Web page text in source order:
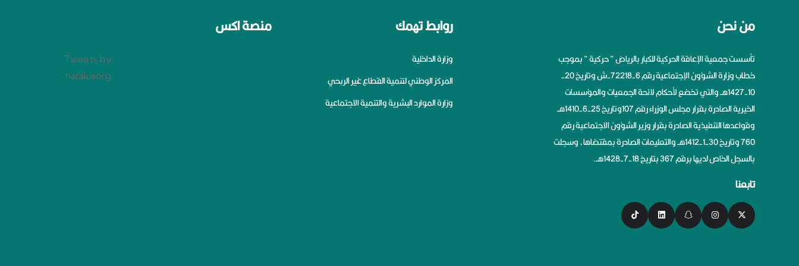
من نحن
تأسست جمعية الإعاقة الحركية للكبار بالرياض ” حركية ” بموجب
خطاب وزارة الشؤون الإجتماعية رقم 6-72218-ش وتاريخ 20-
10-1427هــ والتي تخضع لأحكام لائحة الجمعيات والمؤسسات
الخيرية الصادرة بقرار مجلس الوزراء رقم 107وتاريخ 25-6-1410هــ
وقواعدها التنفيذية الصادرة بقرار وزير الشؤون الاجتماعية رقم
760 وتاريخ 30-1-1412هــ والتعليمات الصادرة بمقتضاها، وسجلت
بالسجل الخاص لديها برقم 367 بتاريخ 18-7-1428هــ.
تابعنا
روابط تهمك
وزارة الداخلية
المركز الوطني لتنمية القطاع غير الربحي
وزارة الموارد البشرية والتنمية الاجتماعية
منصة اكس
Tweets by
harakiaorg